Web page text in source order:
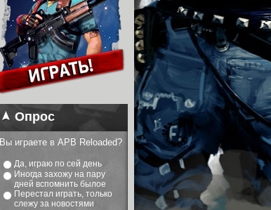
Опрос
Вы играете в APB Reloaded?
Да, играю по сей день
Иногда захожу на пару
дней вспомнить былое
Перестал играть, только
слежу за новостями